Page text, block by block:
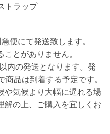
トラップ
便にて発送致します。
とがありません。
内の発送となります。発
品は到着する予定です。
気候より大幅に遅れる場
解の上、ご購入を宜しくお